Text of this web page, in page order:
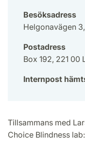
Besöksadress
Helgonavägen
Postadress
Box 192, 221 00
Internpost
Tillsammans med
Choice Blindness lab: